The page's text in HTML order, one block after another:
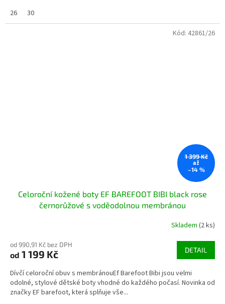
26
30
1 399 Kč
až
–14 %
Celoroční kožené boty EF BAREFOOT BIBI black rose
černorůžové s voděodolnou membránou
Skladem (2 ks)
od 990,91 Kč bez DPH
od 1 199 Kč DETAIL
Dívčí celoroční obuv s membránouEf Barefoot Bibi jsou velmi
odolné, stylové dětské boty vhodné do každého počasí. Novinka od
značky EF barefoot, která splňuje vše...
Kód: 42861/26